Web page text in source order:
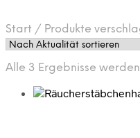
Start / Produkte
Alle 3 Ergebnisse